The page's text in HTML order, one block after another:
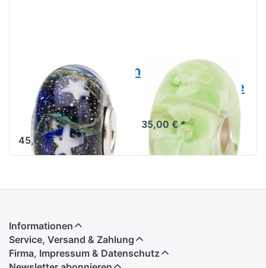
Weihnachtswunsch
- Limitierte
Edition TGLBE-
20148
45,00 € *
Trollbeads
Hellgrüne Blume
TGLBE-10097
35,00 € *
Informationen
Service, Versand & Zahlung
Firma, Impressum & Datenschutz